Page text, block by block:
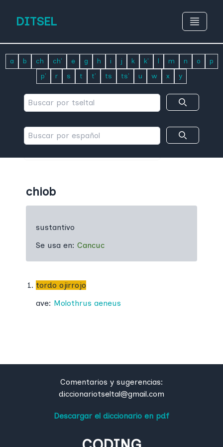
DITSEL
a b ch ch' e g h i j k k' l m n o
p
p'
r s t t' ts ts' u w x y
chiob
sustantivo
Se usa en: Cancuc
tordo ojirrojo
ave: Molothrus aeneus
Comentarios y sugerencias:
diccionariotseltal@gmail.com
Descargar el diccionario en pdf